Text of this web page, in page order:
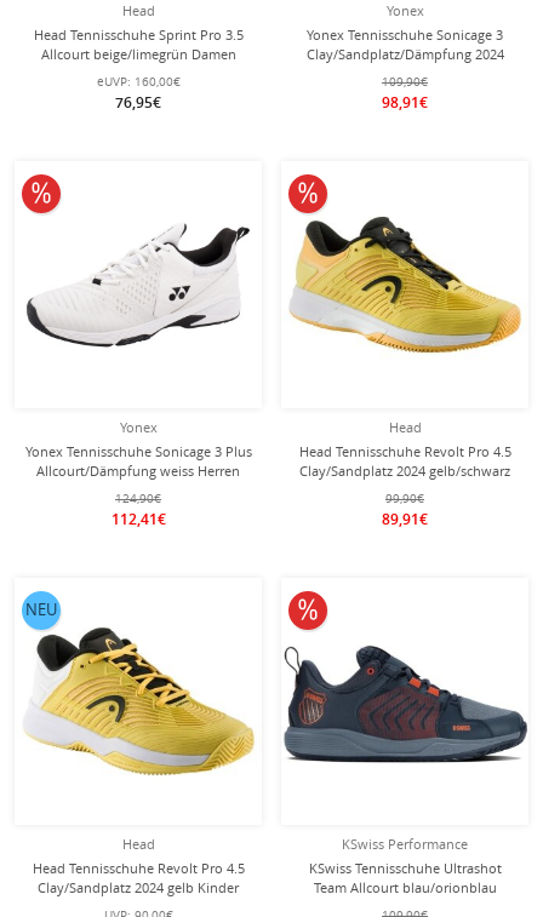
Head
Head Tennisschuhe Sprint Pro 3.5
Allcourt beige/limegrün Damen
eUVP: 160,00€
76,95€
Yonex
Yonex Tennisschuhe Sonicage 3
Clay/Sandplatz/Dämpfung 2024
schwarz/blau Herren
109,90€
98,91€
Yonex
Yonex Tennisschuhe Sonicage 3 Plus
Allcourt/Dämpfung weiss Herren
124,90€
112,41€
10% reduziert
Head
Head Tennisschuhe Revolt Pro 4.5
Clay/Sandplatz 2024 gelb/schwarz
Herren
99,90€
89,91€
10% reduziert
Head
Head Tennisschuhe Revolt Pro 4.5
Clay/Sandplatz 2024 gelb Kinder
NEU
KSwiss Performance
KSwiss Tennisschuhe Ultrashot
Team Allcourt blau/orionblau
Herren
10% reduziert